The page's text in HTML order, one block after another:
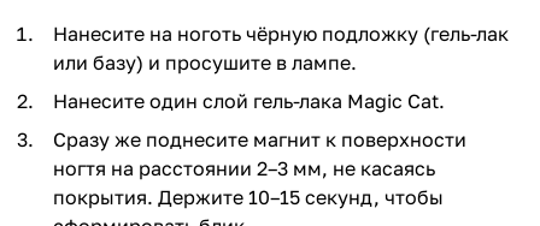
Нанесите на ноготь чёрную подложку (гель-лак
или базу) и просушите в лампе.
Нанесите один слой гель-лака Magic Cat.
Сразу же поднесите магнит к поверхности
ногтя на расстоянии 2–3 мм, не касаясь
покрытия. Держите 10–15 секунд, чтобы